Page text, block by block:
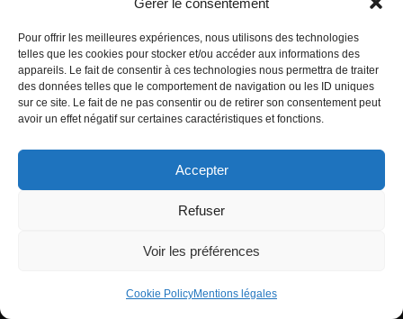
Pour offrir les meilleures expériences, nous utilisons des technologies
telles que les cookies pour stocker et/ou accéder aux informations des
appareils. Le fait de consentir à ces technologies nous permettra de traiter
des données telles que le comportement de navigation ou les ID uniques
sur ce site. Le fait de ne pas consentir ou de retirer son consentement peut
avoir un effet négatif sur certaines caractéristiques et fonctions.
Accepter
Refuser
Voir les préférences
Cookie PolicyMentions légales
Crédits photos : Mujgan Arpat, Jean-Luc Bertini, Florence Behar
Aboudaram
© 2024 Mouvement Missak Manouchian |Politique des cookies|Mentions
légales